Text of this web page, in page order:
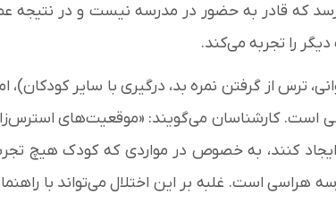
که قادر به حضور در مدرسه نیست و در نتیجه
را تجربه می‌کند.
ترس از گرفتن نمره بد، درگیری با سایر کودکان)،
است. کارشناسان می‌گویند: «موقعیت‌های
کنند، به خصوص در مواردی که کودک هیچ
هراسی است. غلبه بر این اختلال می‌تواند با